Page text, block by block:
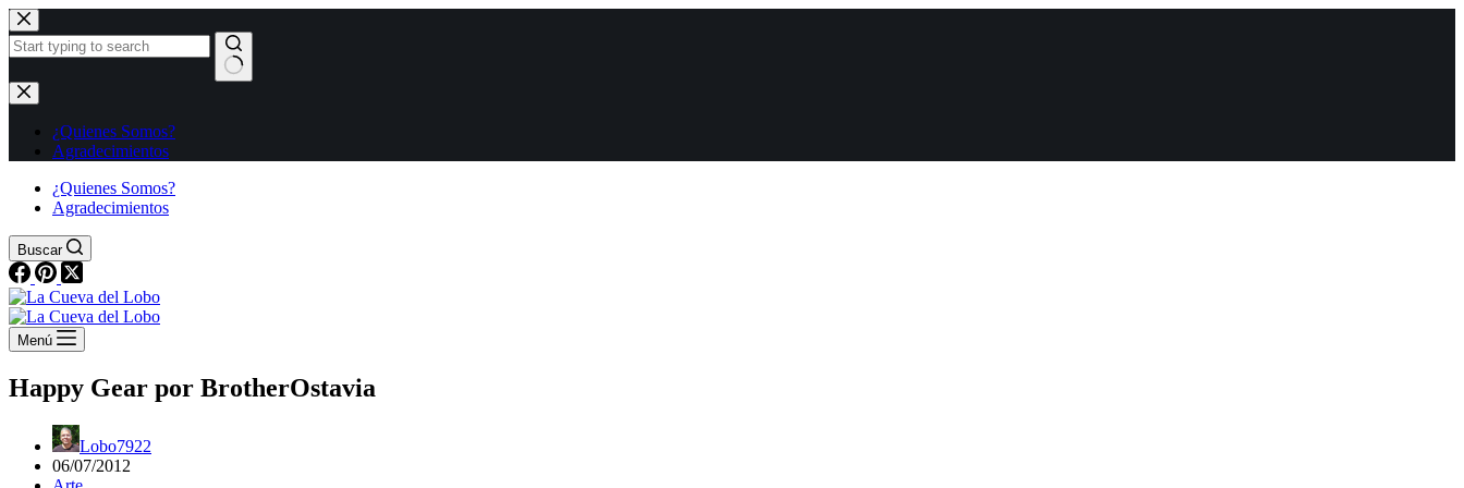
Saltar
al
contenido
Sin
resultados
¿Quienes Somos?
Agradecimientos
¿Quienes Somos?
Agradecimientos
Buscar
Menú
Happy Gear por BrotherOstavia
Lobo7922
06/07/2012